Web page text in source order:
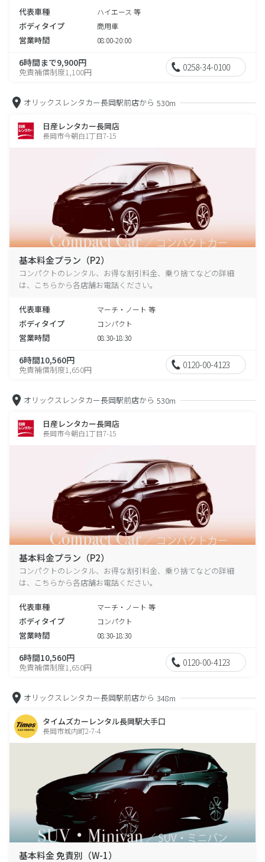
代表車種 ハイエース 等
ボディタイプ 商用車
営業時間 08:00-20:00
6時間まで9,900円
免責補償制度1,100円 0258-34-0100
オリックスレンタカー長岡駅前店から 530m
日産レンタカー長岡店
長岡市今朝白1丁目7-15
基本料金プラン（P2）
コンパクトのレンタル、お得な割引料金、乗り捨てなどの詳細
は、こちらから各店舗お電話ください。
代表車種 マーチ・ノート 等
ボディタイプ コンパクト
営業時間 08:30-18:30
6時間10,560円
免責補償制度1,650円 0120-00-4123
オリックスレンタカー長岡駅前店から 530m
日産レンタカー長岡店
長岡市今朝白1丁目7-15
基本料金プラン（P2）
コンパクトのレンタル、お得な割引料金、乗り捨てなどの詳細
は、こちらから各店舗お電話ください。
代表車種 マーチ・ノート 等
ボディタイプ コンパクト
営業時間 08:30-18:30
6時間10,560円
免責補償制度1,650円 0120-00-4123
オリックスレンタカー長岡駅前店から 348m
タイムズカーレンタル長岡駅大手口
長岡市城内町2-7-4
基本料金 免責別（W-1）